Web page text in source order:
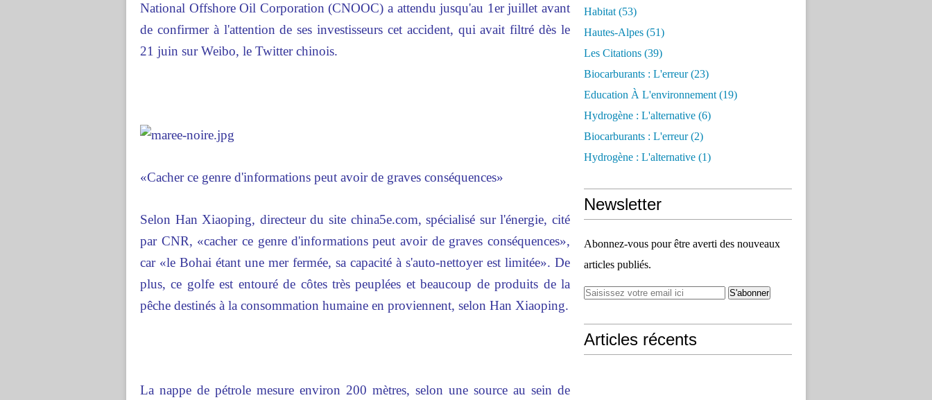
National Offshore Oil Corporation (CNOOC) a attendu jusqu'au 1er juillet avant
de confirmer à l'attention de ses investisseurs cet accident, qui avait filtré dès le
21 juin sur Weibo, le Twitter chinois.
«Cacher ce genre d'informations peut avoir de graves conséquences»
Selon Han Xiaoping, directeur du site china5e.com, spécialisé sur l'énergie, cité
par CNR, «cacher ce genre d'informations peut avoir de graves conséquences»,
car «le Bohai étant une mer fermée, sa capacité à s'auto-nettoyer est limitée». De
plus, ce golfe est entouré de côtes très peuplées et beaucoup de produits de la
pêche destinés à la consommation humaine en proviennent, selon Han Xiaoping.
La nappe de pétrole mesure environ 200 mètres, selon une source au sein de
Habitat (53)
Hautes-Alpes (51)
Les Citations (39)
Biocarburants : L'erreur(23)
Education À L'environnement (19)
Hydrogène : L'alternative (6)
Biocarburants : L'erreur(2)
Hydrogène : L'alternative (1)
Newsletter
Abonnez-vous pour être averti des nouveaux
articles publiés.
Articles récents